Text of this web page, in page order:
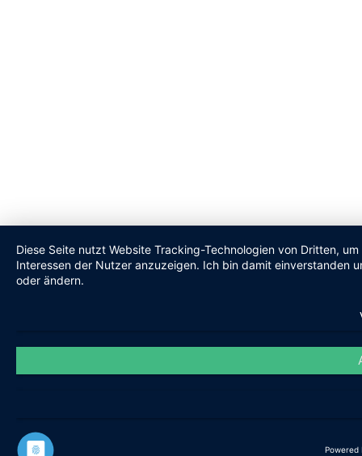
Diese Seite nutzt Website Tracking-Technologien von Dritten,
Interessen der Nutzer anzuzeigen. Ich bin damit einverstanden
oder ändern.
Powered